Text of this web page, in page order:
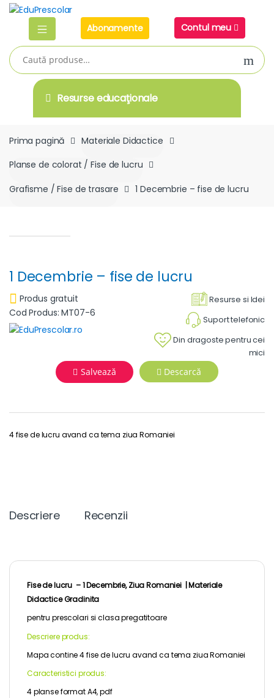
Skip
navigation
Skip
Abonamente
Contul meu
Caută
după:
Resurse educaţionale
Prima pagină
Materiale Didactice
Planse de colorat / Fise de lucru
Grafisme / Fise de trasare
1 Decembrie – fise de lucru
1 Decembrie – fise de lucru
Resurse si Idei
Suport telefonic
Din dragoste pentru cei
mici
Produs gratuit
Cod Produs: MT07-6
Salvează Descarcă
4 fise de lucru avand ca tema ziua Romaniei
Descriere Recenzii
Fise de lucru – 1 Decembrie, Ziua Romaniei |Materiale
Didactice Gradinita
pentru prescolari si clasa pregatitoare
Descriere produs:
Mapa contine 4 fise de lucru avand ca tema ziua Romaniei
Caracteristici produs:
4 planse format A4, pdf